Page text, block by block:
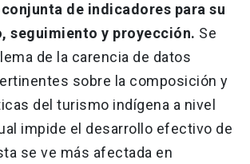
de indicadores para su
seguimiento y proyección. Se
de la carencia de datos
sobre la composición y
del turismo indígena a nivel
impide el desarrollo efectivo de
se ve más afectada en